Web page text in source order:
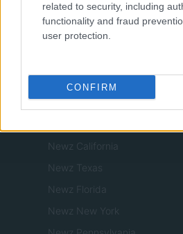
related to security, including
functionality and fraud
user protection.
CONFIRM
NORD AMERICA
Investing Plus
Newz
Newz California
Newz Texas
Newz Florida
Newz New York